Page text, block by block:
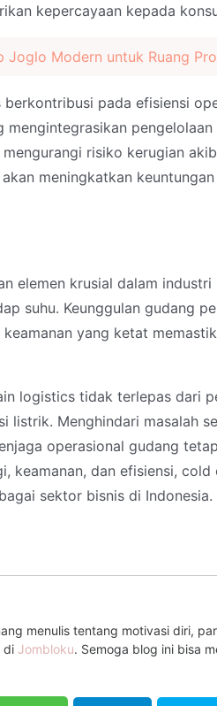
kepercayaan kepada
Joglo Modern untuk Ruang
pada efisiensi
pengelolaan
risiko kerugian
meningkatkan
elemen krusial dalam
suhu. Keunggulan gudang
yang ketat
logistics tidak terlepas dari
listrik. Menghindari masalah
operasional gudang
keamanan, dan efisiensi,
sektor bisnis di Indonesia.
menulis tentang motivasi diri,
di Jombloku. Semoga blog ini bisa